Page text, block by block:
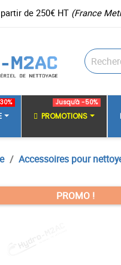
de 250€ HT (France
PROMOTIONS
Jusqu'à -50%
Accessoires pour
PROMO !